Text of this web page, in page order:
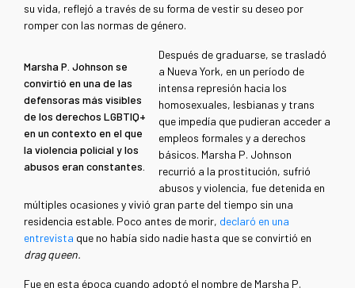
su vida, reflejó a través de su forma de vestir su deseo por
romper con las normas de género.
Marsha P. Johnson se
convirtió en una de las
defensoras más visibles
de los derechos LGBTIQ+
en un contexto en el que
la violencia policial y los
abusos eran constantes.
Después de graduarse, se trasladó
a Nueva York, en un período de
intensa represión hacia los
homosexuales, lesbianas y trans
que impedía que pudieran acceder a
empleos formales y a derechos
básicos. Marsha P. Johnson
recurrió a la prostitución, sufrió
abusos y violencia, fue detenida en
múltiples ocasiones y vivió gran parte del tiempo sin una
residencia estable. Poco antes de morir, declaró en una
entrevista que no había sido nadie hasta que se convirtió en
drag queen.
Fue en esta época cuando adoptó el nombre de Marsha P.